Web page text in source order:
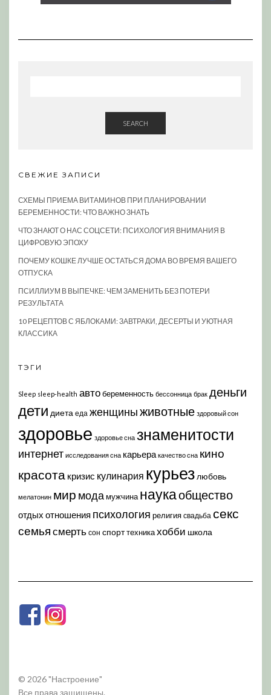
SEARCH
СВЕЖИЕ ЗАПИСИ
СХЕМЫ ПРИЕМА ВИТАМИНОВ ПРИ ПЛАНИРОВАНИИ
БЕРЕМЕННОСТИ: ЧТО ВАЖНО ЗНАТЬ
ЧТО ЗНАЮТ О НАС СОЦСЕТИ: ПСИХОЛОГИЯ ВНИМАНИЯ В
ЦИФРОВУЮ ЭПОХУ
ПОЧЕМУ КОШКЕ ЛУЧШЕ ОСТАТЬСЯ ДОМА ВО ВРЕМЯ ВАШЕГО
ОТПУСКА
ПСИЛЛИУМ В ВЫПЕЧКЕ: ЧЕМ ЗАМЕНИТЬ БЕЗ ПОТЕРИ
РЕЗУЛЬТАТА
10 РЕЦЕПТОВ С ЯБЛОКАМИ: ЗАВТРАКИ, ДЕСЕРТЫ И УЮТНАЯ
КЛАССИКА
ТЭГИ
Sleep sleep-health автобеременность бессонница брак деньги
дети диета еда женщиныживотные здоровый сон
здоровье здоровье сна знаменитости
интернет исследования сна карьера качество сна кино
красота кризис кулинария курьез любовь
мелатонин мир модамужчина наукаобщество
отдых отношения психология религия свадьба секс
семья смерть сон спорттехникахобби школа
© 2026 "Настроение"
Все права защищены.